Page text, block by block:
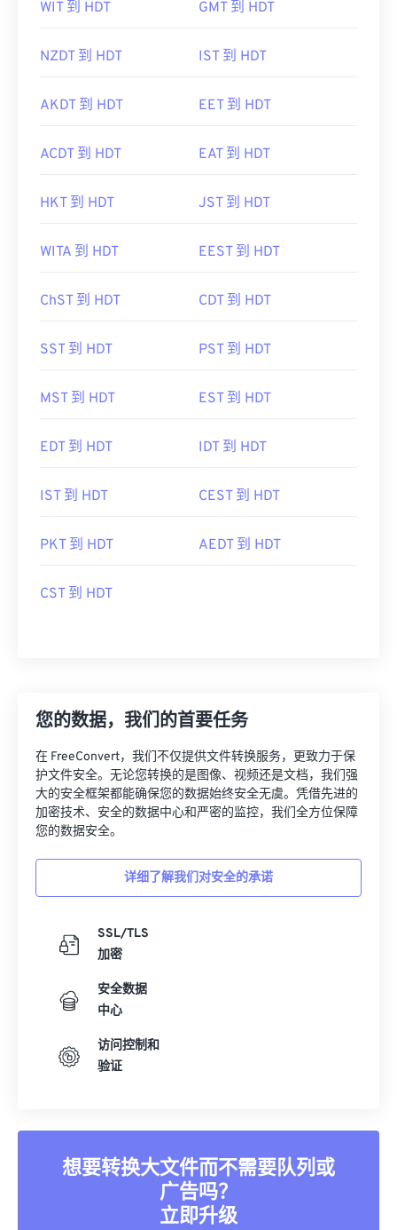
WIT 到 HDT GMT 到 HDT
NZDT 到 HDT IST 到 HDT
AKDT 到 HDT EET 到 HDT
ACDT 到 HDT EAT 到 HDT
HKT 到 HDT JST 到 HDT
WITA 到 HDT EEST 到 HDT
ChST 到 HDT CDT 到 HDT
SST 到 HDT PST 到 HDT
MST 到 HDT EST 到 HDT
EDT 到 HDT IDT 到 HDT
IST 到 HDT CEST 到 HDT
PKT 到 HDT AEDT 到 HDT
CST 到 HDT
您的数据，我们的首要任务
在 FreeConvert，我们不仅提供文件转换服务，更致力于保
护文件安全。无论您转换的是图像、视频还是文档，我们强
大的安全框架都能确保您的数据始终安全无虞。凭借先进的
加密技术、安全的数据中心和严密的监控，我们全方位保障
您的数据安全。
详细了解我们对安全的承诺
SSL/TLS
加密
安全数据
中心
访问控制和
验证
想要转换大文件而不需要队列或
广告吗？
立即升级